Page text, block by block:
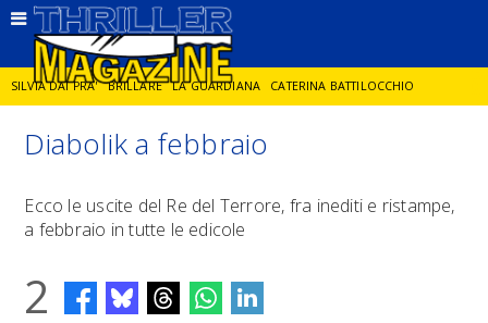
SILVIA DAI PRA' BRILLARE LA GUARDIANA CATERINA BATTILOCCHIO
JORGE DIAZ LA SPIA DELITTO IN CORNICE
DIEGO ZANDEL GLI ANNI DI PIETRA
Diabolik a febbraio
Ecco le uscite del Re del Terrore, fra inediti e ristampe,
a febbraio in tutte le edicole
2